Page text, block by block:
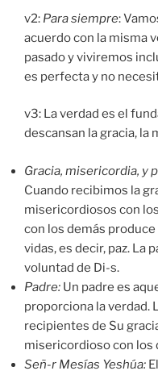
v2: Para siempre:
acuerdo con la misma
pasado y viviremos
es perfecta y no
v3: La verdad es el
descansan la gracia, la
Gracia, misericordia, y
Cuando recibimos la
misericordiosos con
con los demás
vidas, es decir, paz. La
voluntad de Di-s.
Padre: Un padre es
proporciona la verdad.
recipientes de Su
misericordioso con los
Señ-r Mesías Yeshúa: